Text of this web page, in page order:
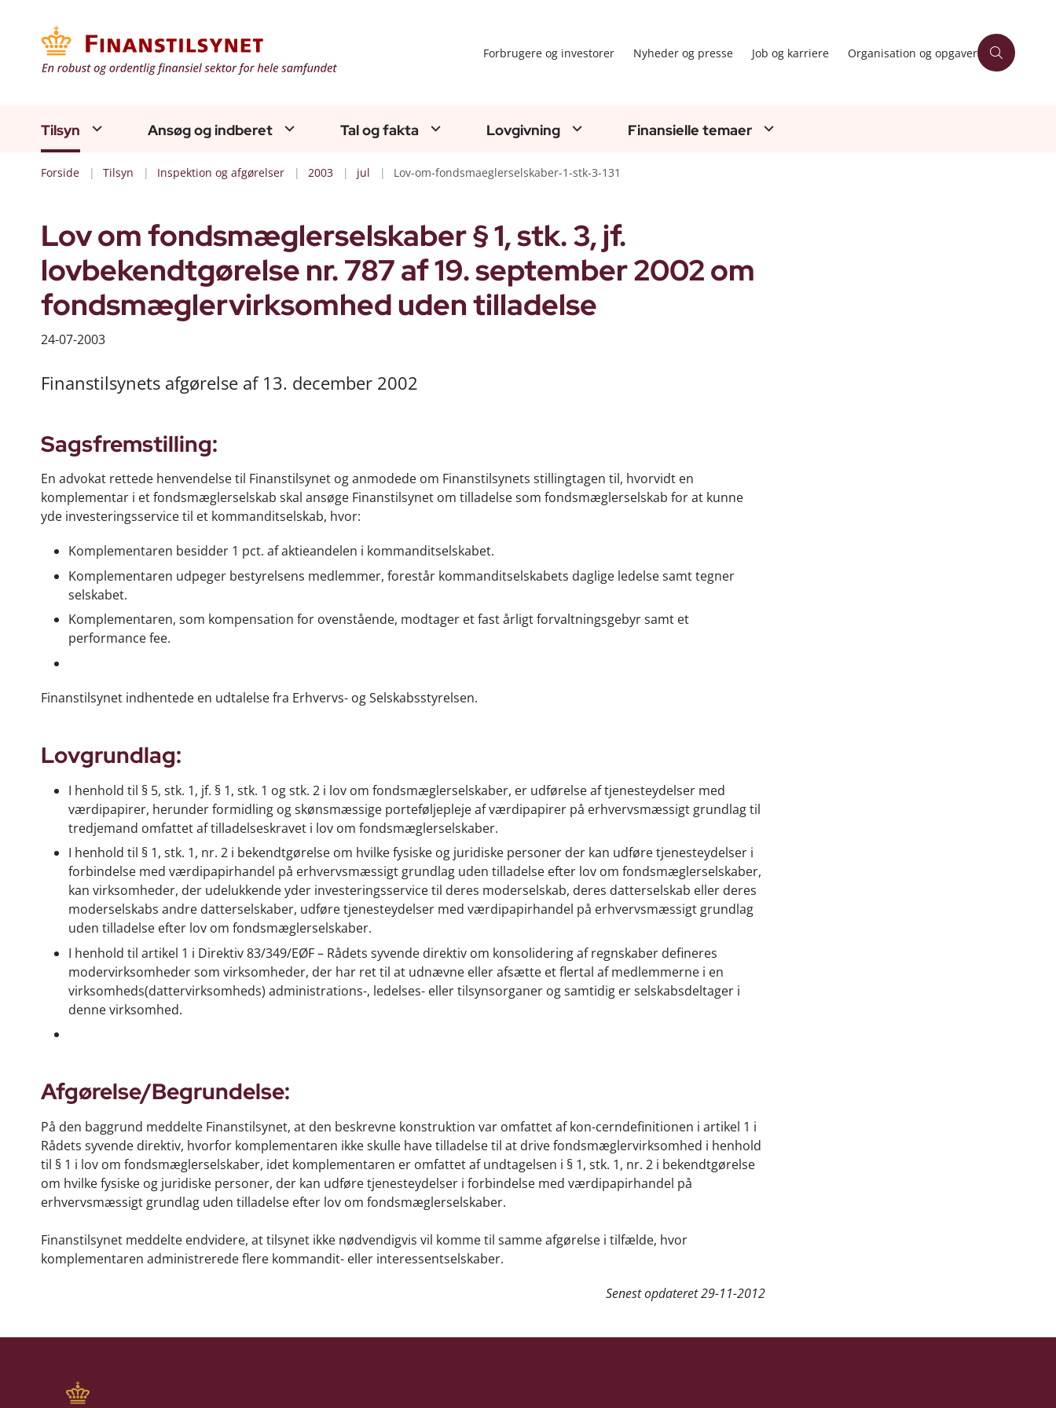
Forbrugere og investorer Nyheder og presse Job og karriere Organisation og opgaver
Tilsyn Ansøg og indberet Tal og fakta Lovgivning Finansielle temaer
Forside Tilsyn Inspektion og afgørelser 2003 jul Lov-om-fondsmaeglerselskaber-1-stk-3-131
Lov om fondsmæglerselskaber § 1, stk. 3, jf.
lovbekendtgørelse nr. 787 af 19. september 2002 om
fondsmæglervirksomhed uden tilladelse
24-07-2003
Finanstilsynets afgørelse af 13. december 2002
Sagsfremstilling:
En advokat rettede henvendelse til Finanstilsynet og anmodede om Finanstilsynets stillingtagen til, hvorvidt en
komplementar i et fondsmæglerselskab skal ansøge Finanstilsynet om tilladelse som fondsmæglerselskab for at kunne
yde investeringsservice til et kommanditselskab, hvor:
Komplementaren besidder 1 pct. af aktieandelen i kommanditselskabet.
Komplementaren udpeger bestyrelsens medlemmer, forestår kommanditselskabets daglige ledelse samt tegner
selskabet.
Komplementaren, som kompensation for ovenstående, modtager et fast årligt forvaltningsgebyr samt et
performance fee.
Finanstilsynet indhentede en udtalelse fra Erhvervs- og Selskabsstyrelsen.
Lovgrundlag:
I henhold til § 5, stk. 1, jf. § 1, stk. 1 og stk. 2 i lov om fondsmæglerselskaber, er udførelse af tjenesteydelser med
værdipapirer, herunder formidling og skønsmæssige porteføljepleje af værdipapirer på erhvervsmæssigt grundlag til
tredjemand omfattet af tilladelseskravet i lov om fondsmæglerselskaber.
I henhold til § 1, stk. 1, nr. 2 i bekendtgørelse om hvilke fysiske og juridiske personer der kan udføre tjenesteydelser i
forbindelse med værdipapirhandel på erhvervsmæssigt grundlag uden tilladelse efter lov om fondsmæglerselskaber,
kan virksomheder, der udelukkende yder investeringsservice til deres moderselskab, deres datterselskab eller deres
moderselskabs andre datterselskaber, udføre tjenesteydelser med værdipapirhandel på erhvervsmæssigt grundlag
uden tilladelse efter lov om fondsmæglerselskaber.
I henhold til artikel 1 i Direktiv 83/349/EØF – Rådets syvende direktiv om konsolidering af regnskaber defineres
modervirksomheder som virksomheder, der har ret til at udnævne eller afsætte et flertal af medlemmerne i en
virksomheds(dattervirksomheds) administrations-, ledelses- eller tilsynsorganer og samtidig er selskabsdeltager i
denne virksomhed.
Afgørelse/Begrundelse:
På den baggrund meddelte Finanstilsynet, at den beskrevne konstruktion var omfattet af kon-cerndefinitionen i artikel 1 i
Rådets syvende direktiv, hvorfor komplementaren ikke skulle have tilladelse til at drive fondsmæglervirksomhed i henhold
til § 1 i lov om fondsmæglerselskaber, idet komplementaren er omfattet af undtagelsen i § 1, stk. 1, nr. 2 i bekendtgørelse
om hvilke fysiske og juridiske personer, der kan udføre tjenesteydelser i forbindelse med værdipapirhandel på
erhvervsmæssigt grundlag uden tilladelse efter lov om fondsmæglerselskaber.
Finanstilsynet meddelte endvidere, at tilsynet ikke nødvendigvis vil komme til samme afgørelse i tilfælde, hvor
komplementaren administrerede flere kommandit- eller interessentselskaber.
Senest opdateret29-11-2012